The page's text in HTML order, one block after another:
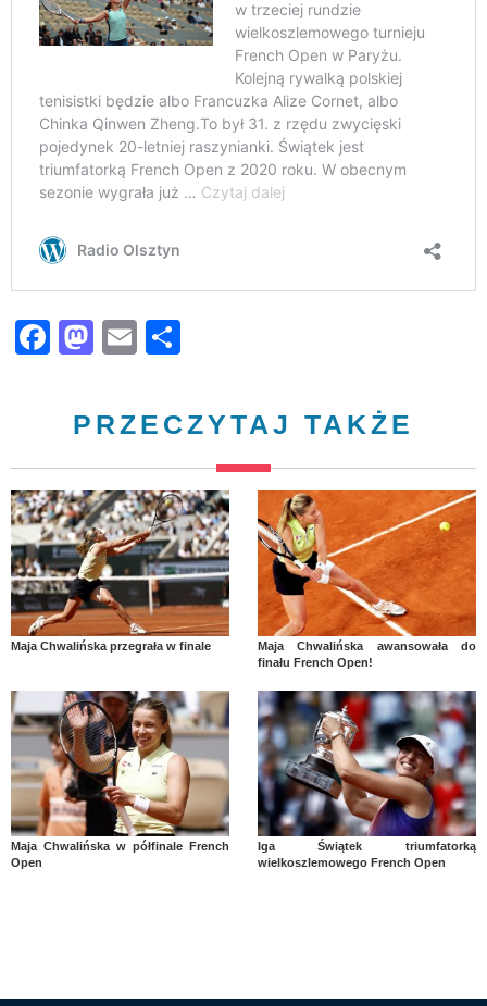
Facebook
Mastodon
Email
PRZECZYTAJ TAKŻE
Maja Chwalińska przegrała w finale
Maja Chwalińska awansowała do
finału French Open!
Maja Chwalińska w półfinale French
Open
Iga Świątek triumfatorką
wielkoszlemowego French Open